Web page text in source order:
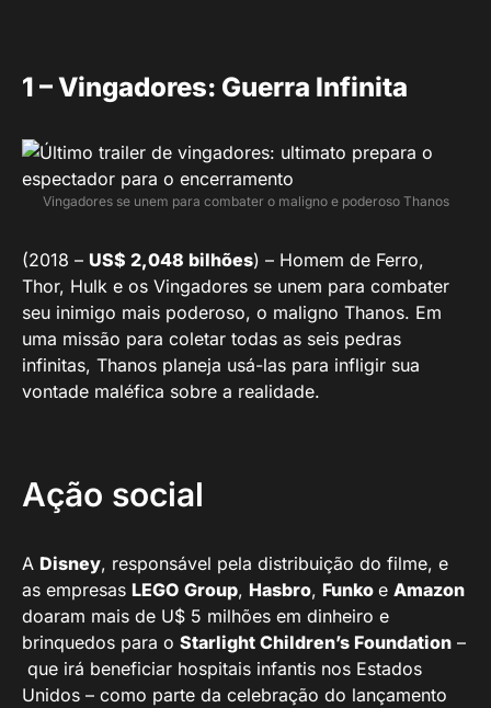
1 – Vingadores: Guerra Infinita
Vingadores se unem para combater o maligno e poderoso Thanos
(2018 – US$ 2,048 bilhões) – Homem de Ferro,
Thor, Hulk e os Vingadores se unem para combater
seu inimigo mais poderoso, o maligno Thanos. Em
uma missão para coletar todas as seis pedras
infinitas, Thanos planeja usá-las para infligir sua
vontade maléfica sobre a realidade.
Ação social
A Disney, responsável pela distribuição do filme, e
as empresas LEGO Group, Hasbro, Funko e Amazon
doaram mais de U$ 5 milhões em dinheiro e
brinquedos para o Starlight Children’s Foundation –
que irá beneficiar hospitais infantis nos Estados
Unidos – como parte da celebração do lançamento